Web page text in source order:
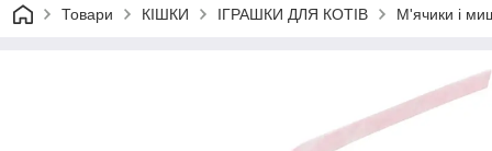
Товари КІШКИ ІГРАШКИ ДЛЯ КОТІВ М'ячики і